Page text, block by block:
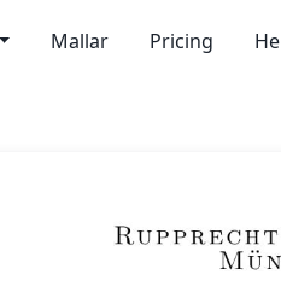
Mallar Pricing